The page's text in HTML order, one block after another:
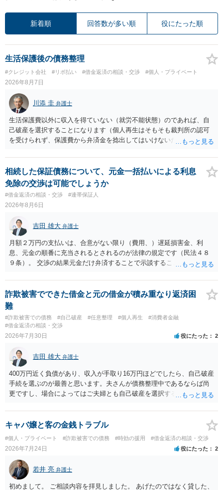
新着順 回答数が多い順 役にたった順
生活保護後の債務整理
#クレジット会社 #リボ払い #借金返済の相談・交渉 #個人・プライベート
2026年8月7日
川添 圭 弁護士
生活保護費以外に収入を得ていない（就労不能状態）のであれば、自
己破産を選択することになります（個人再生はそもそも裁判所の認可
を受けられず、保護費から弁済金を捻出してはいけないため任意整理
士費用は法テラスが負担し、裁判所の予納金等も法テラスが援助して
くれるため、弁護士へ自己破産を任せれば解決します。
相続した保証債務について、元金一括払いによる利息
免除の交渉は可能でしょうか
#借金返済の相談・交渉 #連帯保証人
2026年8月6日
吉田 雄大 弁護士
月額２万円の支払いは、合意がない限り（費用、）遅延損害金、利
息、元金の順番に充当されるとされるのが法律の規定です（民法４８
９条）。 交渉の結果元金だけ弁済することで示談することは、弁護士
ることには消極的なことが多いものの、お近くの弁護士にご依頼しチ
ャレンジなさる意義は十分にあると思います。
詐欺被害でできた借金と元の借金が積み重なり返済困
難
#詐欺被害での債務 #自己破産 #任意整理 #個人再生
#消費者金融
#借金返済の相談・交渉
2026年7月30日 役にたった 2
吉田 雄大 弁護士
400万円近く負債があり、収入が手取り16万円ほどでしたら、自己破産
手続を選ぶのが最善と思います。夫さんが債務整理中であるならば尚
更ですし、場合によってはご夫婦とも自己破産を選択する方法もある
キャバ嬢と客の金銭トラブル
#個人・プライベート #詐欺被害での債務 #時効の援用 #借金返済の相談・交渉
2026年7月24日 役にたった 2
若井 亮 弁護士
初めまして。 ご相談内容を拝見しました。 あげたのではなく貸した、